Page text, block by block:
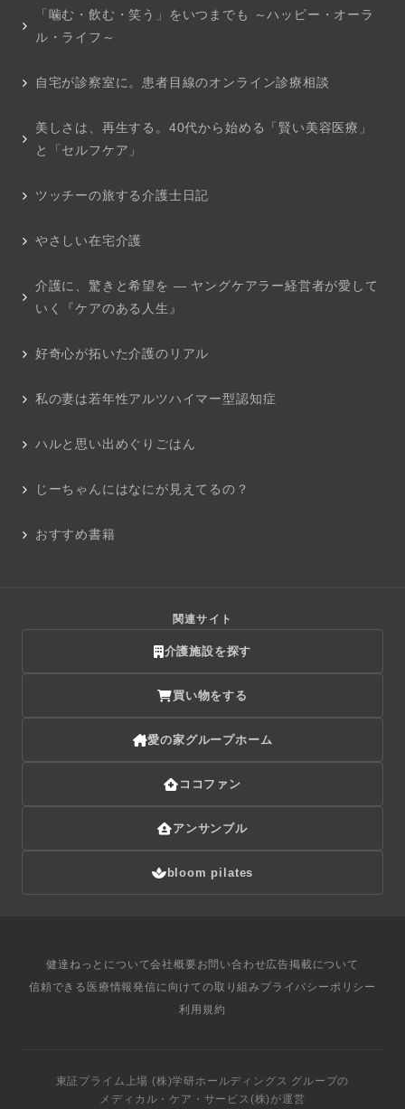
「噛む・飲む・笑う」をいつまでも ～ハッピー・オーラ
ル・ライフ～
自宅が診察室に。患者目線のオンライン診療相談
美しさは、再生する。40代から始める「賢い美容医療」
と「セルフケア」
ツッチーの旅する介護士日記
やさしい在宅介護
介護に、驚きと希望を ― ヤングケアラー経営者が愛して
いく『ケアのある人生』
好奇心が拓いた介護のリアル
私の妻は若年性アルツハイマー型認知症
ハルと思い出めぐりごはん
じーちゃんにはなにが見えてるの？
おすすめ書籍
関連サイト
介護施設を探す
買い物をする
愛の家グループホーム
ココファン
アンサンブル
bloom pilates
健達ねっとについて会社概要 お問い合わせ広告掲載について
信頼できる医療情報発信に向けての取り組み プライバシーポリシー
利用規約
東証プライム上場 (株)学研ホールディングス グループの
メディカル・ケア・サービス(株) が運営